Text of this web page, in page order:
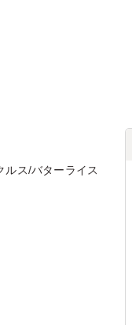
ルス/バターライス